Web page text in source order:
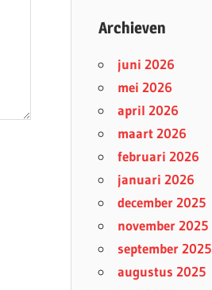
Archieven
juni 2026
mei 2026
april 2026
maart 2026
februari 2026
januari 2026
december 2025
november 2025
september 2025
augustus 2025